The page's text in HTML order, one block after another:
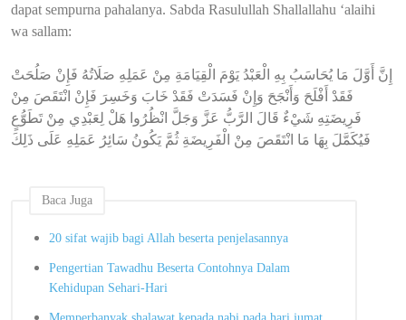
dapat sempurna pahalanya. Sabda Rasulullah Shallallahu ‘alaihi
wa sallam:
إِنَّ أَوَّلَ مَا يُحَاسَبُ بِهِ الْعَبْدُ يَوْمَ الْقِيَامَةِ مِنْ عَمَلِهِ صَلَاتُهُ فَإِنْ صَلُحَتْ
فَقَدْ أَفْلَحَ وَأَنْجَحَ وَإِنْ فَسَدَتْ فَقَدْ خَابَ وَخَسِرَ فَإِنْ انْتَقَصَ مِنْ
فَرِيضَتِهِ شَيْءٌ قَالَ الرَّبُّ عَزَّ وَجَلَّ انْظُرُوا هَلْ لِعَبْدِي مِنْ تَطَوُّعٍ
فَيُكَمَّلَ بِهَا مَا انْتَقَصَ مِنْ الْفَرِيضَةِ ثُمَّ يَكُونُ سَائِرُ عَمَلِهِ عَلَى ذَلِكَ
Baca Juga
20 sifat wajib bagi Allah beserta penjelasannya
Pengertian Tawadhu Beserta Contohnya Dalam
Kehidupan Sehari-Hari